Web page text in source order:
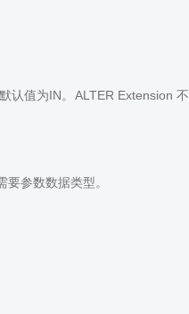
认值为IN。ALTER Extension
参数数据类型。